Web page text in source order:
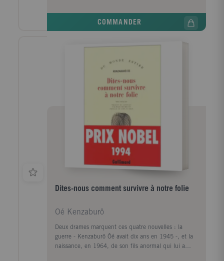
à enterrer des animaux victimes d'une épidémie.
villageois, pris de panique, abandonnent le village en
maisons désertées et esquissent même les règles
d'une vie en société. Temps suspendu, unique dans
cette histoire de bruit et de fureur, où s'expriment les
douceurs de la fraternité et les joies d'un premier
amour. Malgré la présence d'un jeune Coréen et d'un
soldat déserteur qui tentent de les aider,
l'affrontement avec les villageois de retour ne pourra
être évité. Cette impressionnante fable sociale écrite
en 1958 appartient à la grande veine de Kenzaburô
Ôe. Densité, richesse d'analyse, foisonnement de
du Prix Nobel se trouvent réunies.
COMMANDER
Dites-nous comment survivre à notre folie
Oé Kenzaburô
Deux drames marquent ces quatre nouvelles : la
guerre - Kenzaburô Ôé avait dix ans en 1945 -, et la
naissance, en 1964, de son fils anormal qui lui a